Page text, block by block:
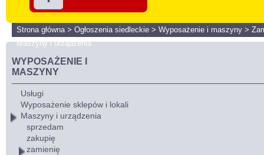
Strona główna> Ogłoszenia siedleckie > Wyposażenie i maszyny >
Maszyny i urządzenia
WYPOSAŻENIE I
MASZYNY
Usługi
Wyposażenie sklepów i lokali
Maszyny i urządzenia
sprzedam
zakupię
zamienię